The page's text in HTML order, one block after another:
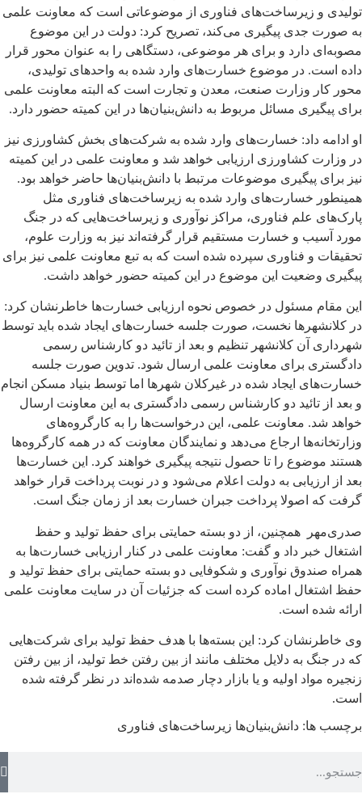
تولیدی و زیرساخت‌های فناوری از موضوعاتی است که معاونت علمی
به صورت جدی پیگیری می‌کند، تصریح کرد: دولت در این موضوع
مصوبه‌ای دارد و برای هر موضوعی، دستگاهی را به عنوان محور قرار
داده است. در موضوع خسارت‌های وارد شده به واحدهای تولیدی،
محور کار وزارت صنعت، معدن و تجارت است که البته معاونت علمی
برای پیگیری مسائل مربوط به دانش‌بنیان‌ها در این کمیته حضور دارد.
او ادامه داد: خسارت‌های وارد شده به شرکت‌های بخش کشاورزی نیز
در وزارت کشاورزی ارزیابی خواهد شد و معاونت علمی در این کمیته
نیز برای پیگیری موضوعات مرتبط با دانش‌بنیان‌ها حاضر خواهد بود.
همینطور خسارت‌های وارد شده به زیرساخت‌های فناوری مثل
پارک‌های علم فناوری، مراکز نوآوری و زیرساخت‌هایی که در جنگ
مورد آسیب و خسارت مستقیم قرار گرفته‌اند نیز به وزارت علوم،
تحقیقات و فناوری سپرده شده است که به تبع معاونت علمی نیز برای
پیگیری وضعیت این موضوع در این کمیته حضور خواهد داشت.
این مقام مسئول در خصوص نحوه ارزیابی خسارت‌ها خاطرنشان کرد:
در کلانشهرها نخست، صورت جلسه خسارت‌های ایجاد شده باید توسط
شهرداری آن کلانشهر تنظیم و بعد از تائید دو کارشناس رسمی
دادگستری برای معاونت علمی ارسال شود. تدوین صورت جلسه
خسارت‌های ایجاد شده در غیرکلان شهرها اما توسط بنیاد مسکن انجام
و بعد از تائید دو کارشناس رسمی دادگستری به این معاونت ارسال
خواهد شد. معاونت علمی، این درخواست‌ها را به کارگروه‌های
وزارتخانه‌ها ارجاع می‌دهد و نمایندگان معاونت که در همه کارگروه‌ها
هستند موضوع را تا حصول نتیجه پیگیری خواهند کرد. این خسارت‌ها
بعد از ارزیابی به دولت اعلام می‌شود و در نوبت پرداخت قرار خواهد
گرفت که اصولا پرداخت جبران خسارت بعد از زمان جنگ است.
صدری‌مهر همچنین، از دو بسته حمایتی برای حفظ تولید و حفظ
اشتغال خبر داد و گفت: معاونت علمی در کنار ارزیابی خسارت‌ها به
همراه صندوق نوآوری و شکوفایی دو بسته حمایتی برای حفظ تولید و
حفظ اشتغال اماده کرده است که جزئیات آن در سایت معاونت علمی
ارائه شده است.
وی خاطرنشان کرد: این بسته‌ها با هدف حفظ تولید برای شرکت‌هایی
که در جنگ به دلایل مختلف مانند از بین رفتن خط تولید، از بین رفتن
زنجیره مواد اولیه و یا بازار دچار صدمه شده‌اند در نظر گرفته شده
است.
برچسب ها: دانش‌بنیان‌ها زیرساخت‌های فناوری